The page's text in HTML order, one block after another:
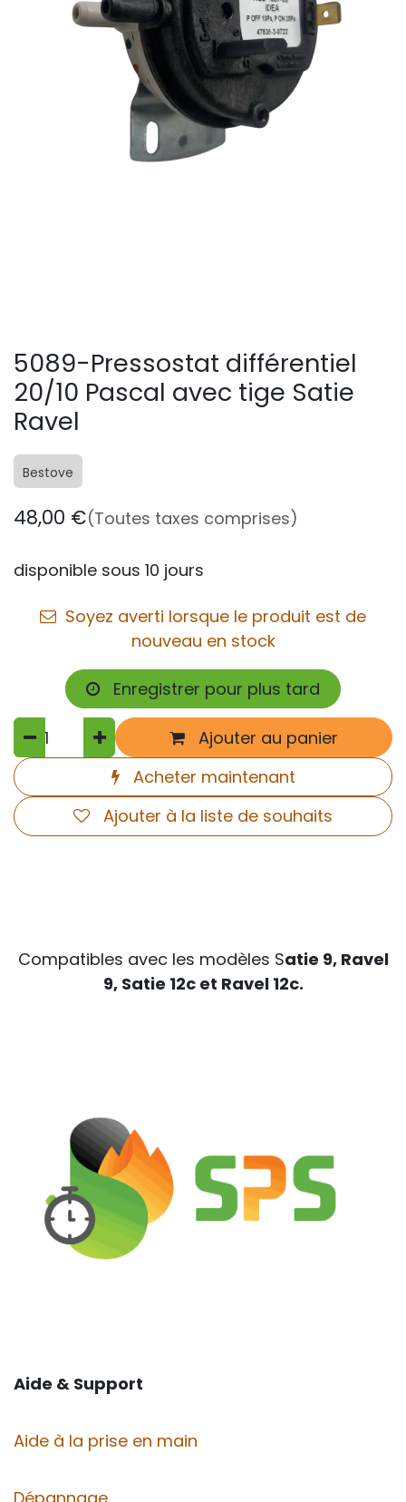
5089-Pressostat différentiel
20/10 Pascal avec tige Satie
Ravel
Bestove
48,00 €(Toutes taxes comprises)
disponible sous 10 jours
Soyez averti lorsque le produit est de
nouveau en stock
Enregistrer pour plus tard
Ajouter au panier
Acheter maintenant
Ajouter à la liste de souhaits
Compatibles avec les modèles Satie 9, Ravel
9, Satie 12c et Ravel 12c.
Aide & Support
Aide à la prise en main